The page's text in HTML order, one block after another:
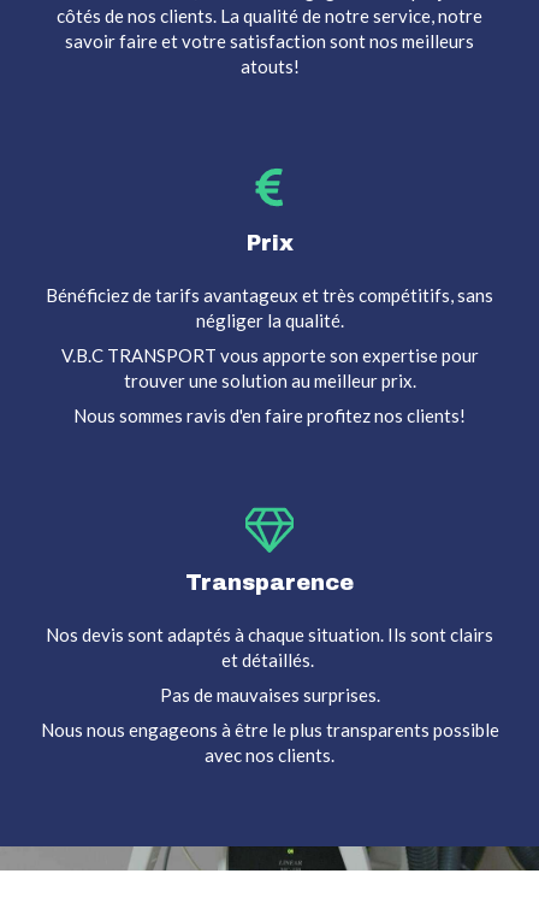
côtés de nos clients. La qualité de notre service, notre
savoir faire et votre satisfaction sont nos meilleurs
atouts!
Prix
Bénéficiez de tarifs avantageux et très compétitifs, sans
négliger la qualité.
V.B.C TRANSPORT vous apporte son expertise pour
trouver une solution au meilleur prix.
Nous sommes ravis d'en faire profitez nos clients!
Transparence
Nos devis sont adaptés à chaque situation. Ils sont clairs
et détaillés.
Pas de mauvaises surprises.
Nous nous engageons à être le plus transparents possible
avec nos clients.